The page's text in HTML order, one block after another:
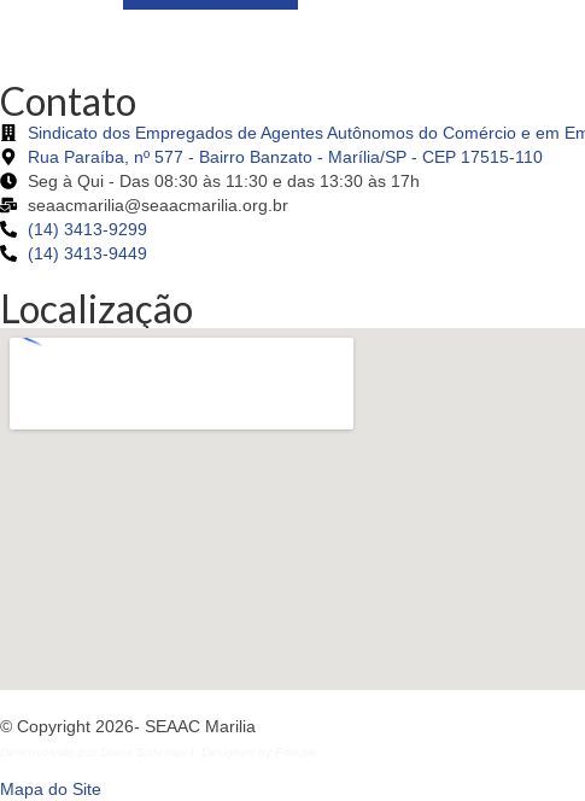
Contato
Sindicato dos Empregados de Agentes Autônomos do Comércio e em
Rua Paraíba, nº 577 - Bairro Banzato - Marília/SP - CEP 17515-110
Seg à Qui - Das 08:30 às 11:30 e das 13:30 às 17h
seaacmarilia@seaacmarilia.org.br
(14) 3413-9299
(14) 3413-9449
Localização
© Copyright 2026- SEAAC Marilia
Mapa do Site